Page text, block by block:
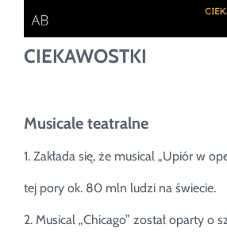
­CIEKAWOSTKI
Musicale teatralne
1. Zakłada się, że musical „Upiór w
tej pory ok. 80 mln ludzi na świecie.
2. Musical „Chicago” został oparty o